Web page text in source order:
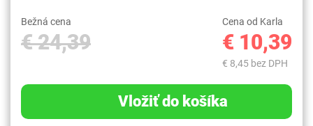
Bežná cena
€ 24,39
Cena od Karla
€ 10,39
€ 8,45 bez DPH
Vložiť do košíka